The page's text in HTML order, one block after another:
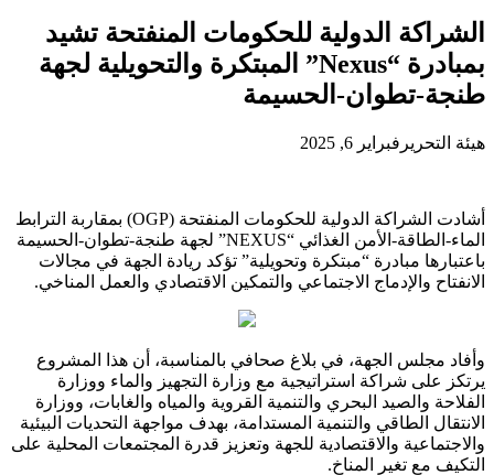
الشراكة الدولية للحكومات المنفتحة تشيد
بمبادرة “Nexus” المبتكرة والتحويلية لجهة
طنجة-تطوان-الحسيمة
هيئة التحرير فبراير 6, 2025
أشادت الشراكة الدولية للحكومات المنفتحة (OGP) بمقاربة الترابط
الماء-الطاقة-الأمن الغذائي “NEXUS” لجهة طنجة-تطوان-الحسيمة
باعتبارها مبادرة “مبتكرة وتحويلية” تؤكد ريادة الجهة في مجالات
الانفتاح والإدماج الاجتماعي والتمكين الاقتصادي والعمل المناخي.
وأفاد مجلس الجهة، في بلاغ صحافي بالمناسبة، أن هذا المشروع
يرتكز على شراكة استراتيجية مع وزارة التجهيز والماء ووزارة
الفلاحة والصيد البحري والتنمية القروية والمياه والغابات، ووزارة
الانتقال الطاقي والتنمية المستدامة، بهدف مواجهة التحديات البيئية
والاجتماعية والاقتصادية للجهة وتعزيز قدرة المجتمعات المحلية على
التكيف مع تغير المناخ.